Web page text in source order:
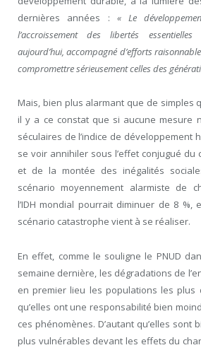
dernières années : « Le
l’accroissement des libertés
aujourd’hui, accompagné d’efforts
compromettre sérieusement celles des
Mais, bien plus alarmant que de simples
il y a ce constat que si aucune mesure
séculaires de l’indice de développement
se voir annihiler sous l’effet conjugué du
et de la montée des inégalités
scénario moyennement alarmiste de
l’IDH mondial pourrait diminuer de 8 %,
scénario catastrophe vient à se réaliser.
En effet, comme le souligne le PNUD
semaine dernière, les dégradations de
en premier lieu les populations les plus
qu’elles ont une responsabilité bien
ces phénomènes. D’autant qu’elles sont
plus vulnérables devant les effets du